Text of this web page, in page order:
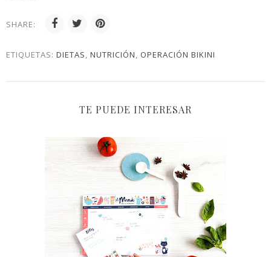
SHARE:
ETIQUETAS: DIETAS, NUTRICIÓN, OPERACIÓN BIKINI
TE PUEDE INTERESAR